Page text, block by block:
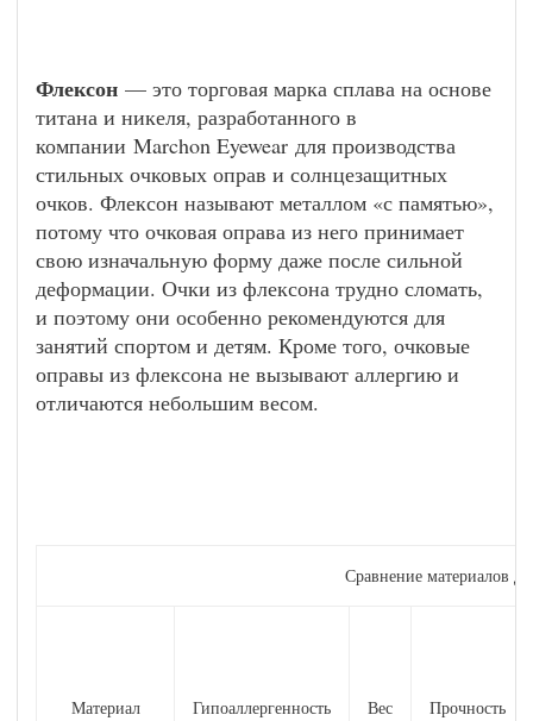
Флексон — это торговая марка сплава на основе
титана и никеля, разработанного в
компании Marchon Eyewear для производства
стильных очковых оправ и солнцезащитных
очков. Флексон называют металлом «с памятью»,
потому что очковая оправа из него принимает
свою изначальную форму даже после сильной
деформации. Очки из флексона трудно сломать,
и поэтому они особенно рекомендуются для
занятий спортом и детям. Кроме того, очковые
оправы из флексона не вызывают аллергию и
отличаются небольшим весом.
Сравнение материалов
Материал Гипоаллергенность Вес Прочность